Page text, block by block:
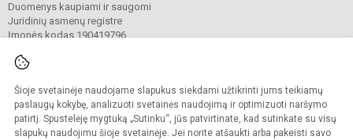
Šioje svetainėje naudojame slapukus siekdami užtikrinti jums teikiamų
paslaugų kokybę, analizuoti svetainės naudojimą ir optimizuoti naršymo
patirtį. Spustelėję mygtuką „Sutinku“, jūs patvirtinate, kad sutinkate su visų
slapukų naudojimu šioje svetainėje. Jei norite atšaukti arba pakeisti savo
Duomenys kaupiami ir saugomi
Juridinių asmenų registre
Įmonės kodas 190419796
© 2026. Panevėžio Juozo Balčikonio gimnazija. Visos teisės saugomos.
Kopijuoti turinį be raštiško gimnazijos sutikimo griežtai draudžiama.
Prieinamumo paraiška Slapukų politika